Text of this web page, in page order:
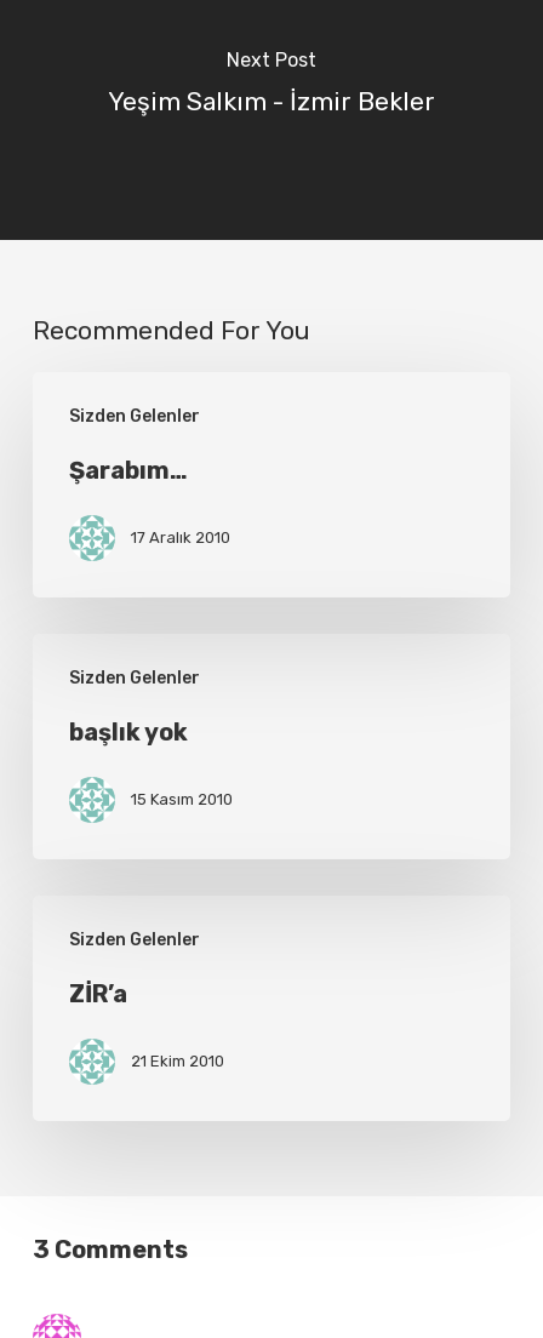
Next Post
Yeşim Salkım - İzmir Bekler
Recommended For You
Sizden Gelenler
Şarabım…
17 Aralık 2010
Sizden Gelenler
başlık yok
15 Kasım 2010
Sizden Gelenler
ZİR’a
21 Ekim 2010
3 Comments